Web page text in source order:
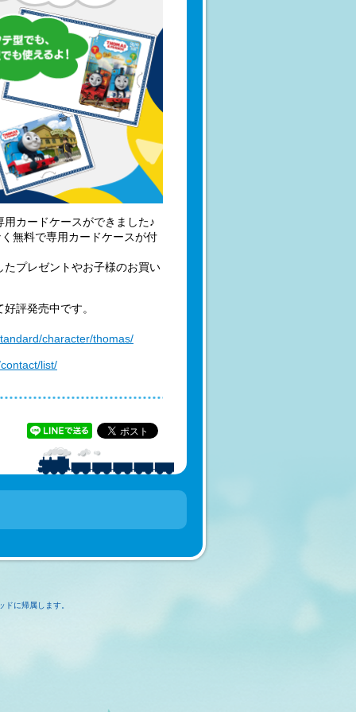
カードケースができました♪
無料で専用カードケースが付
プレゼントやお子様のお買い
評発売中です。
character/thomas/
list/
に帰属します。